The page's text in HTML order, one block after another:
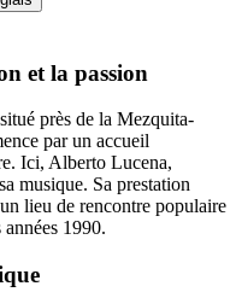
et la passion
près de la Mezquita-
par un accueil
Ici, Alberto Lucena,
musique. Sa prestation
lieu de rencontre populaire
1990.